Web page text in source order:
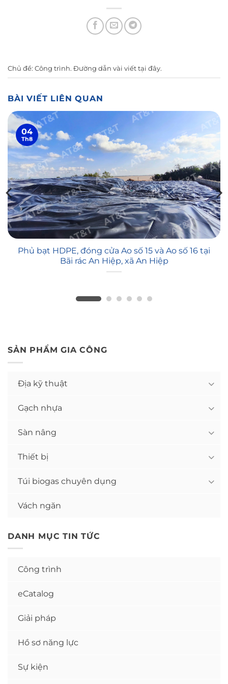
Chủ đề: Công trình. Đường dẫn vài viết tại đây.
BÀI VIẾT LIÊN QUAN
Phủ bạt HDPE, đóng cửa Ao số 15 và Ao số 16 tại
Bãi rác An Hiệp, xã An Hiệp
04
Th8
SẢN PHẨM GIA CÔNG
Địa kỹ thuật
Gạch nhựa
Sàn nâng
Thiết bị
Túi biogas chuyên dụng
Vách ngăn
DANH MỤC TIN TỨC
Công trình
eCatalog
Giải pháp
Hồ sơ năng lực
Sự kiện